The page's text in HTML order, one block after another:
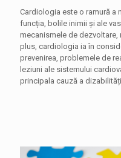
Cardiologia este o ramură a
funcția, bolile inimii și ale
mecanismele de
plus, cardiologia ia în
prevenirea, problemele de
leziuni ale sistemului
principala cauză a